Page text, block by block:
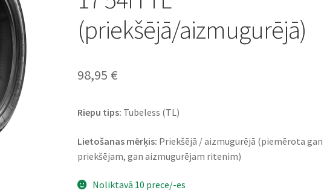
(priekšējā/aizmugurējā)
98,95 €
Riepu tips: Tubeless (TL)
Lietošanas mērķis: Priekšējā / aizmugurējā (piemērota gan
priekšējam, gan aizmugurējam ritenim)
Noliktavā 10 prece/-es